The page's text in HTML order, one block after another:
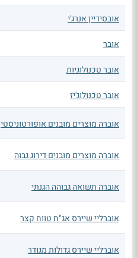
אובסידיין אנרג'י
אובר
אובר טכנולוגיות
אובר טכנולוג'יז
אוברה מוצרים מובנים אופורטוניסטי
אוברה מוצרים מובנים דירוג גבוה
אוברה תשואה גבוהה הגנתי
אוברליי שיירס אג"ח טווח קצר
אוברליי שיירס גדולות מגודר